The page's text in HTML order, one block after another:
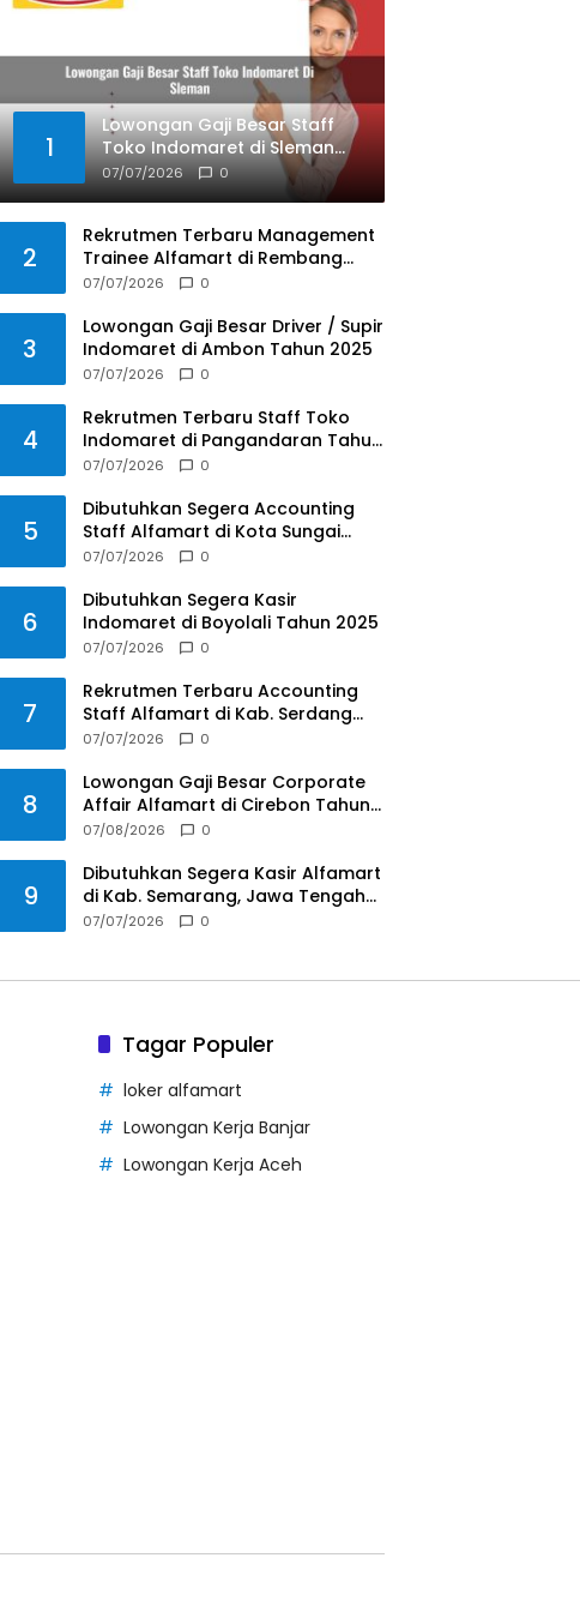
1
Lowongan Gaji Besar Staff
Toko Indomaret di Sleman
Tahun 2025
07/07/2026 0
2
Rekrutmen Terbaru Management
Trainee Alfamart di Rembang
Tahun 2025
07/07/2026 0
3
Lowongan Gaji Besar Driver / Supir
Indomaret di Ambon Tahun 2025
07/07/2026 0
4
Rekrutmen Terbaru Staff Toko
Indomaret di Pangandaran Tahun
2025
07/07/2026 0
5
Dibutuhkan Segera Accounting
Staff Alfamart di Kota Sungai
Penuh, Jambi Tahun 2025
07/07/2026 0
6
Dibutuhkan Segera Kasir
Indomaret di Boyolali Tahun 2025
07/07/2026 0
7
Rekrutmen Terbaru Accounting
Staff Alfamart di Kab. Serdang
Bedagai, Sumatera Utara Tahun
07/07/2026 0
8
Lowongan Gaji Besar Corporate
Affair Alfamart di Cirebon Tahun
2025
07/08/2026 0
9
Dibutuhkan Segera Kasir Alfamart
di Kab. Semarang, Jawa Tengah
Tahun 2025
07/07/2026 0
Tagar Populer
loker alfamart
Lowongan Kerja Banjar
Lowongan Kerja Aceh